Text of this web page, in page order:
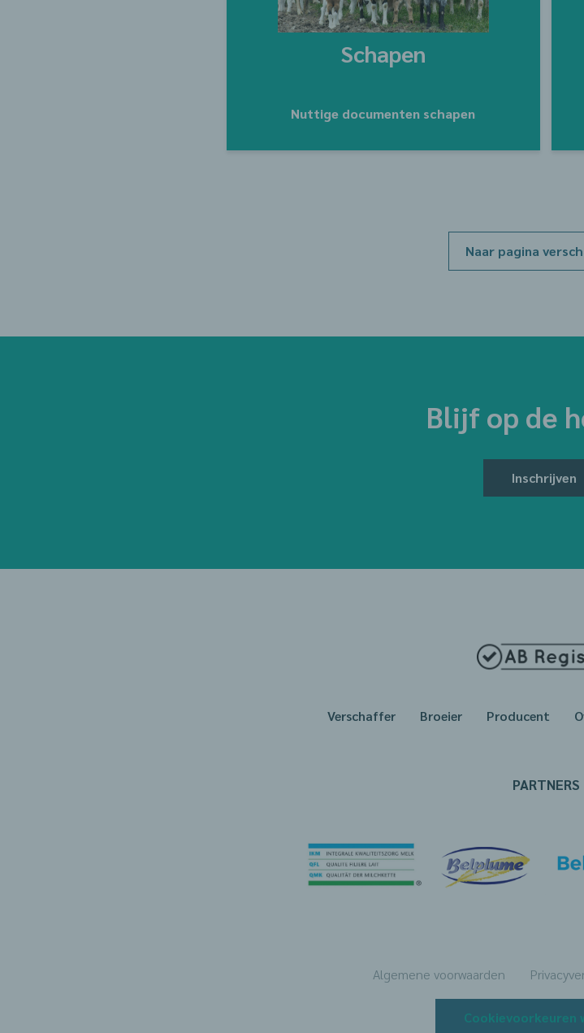
Schapen
Nuttige documenten schapen
Naar pagina
Blijf op de
Inschrijven
Verschaffer Broeier Producent
PARTNERS
Algemene voorwaarden
Cookievoorkeuren